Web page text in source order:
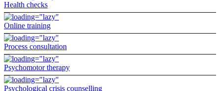
Health checks
Online training
Process consultation
Psychomotor therapy
Psychological crisis counselling